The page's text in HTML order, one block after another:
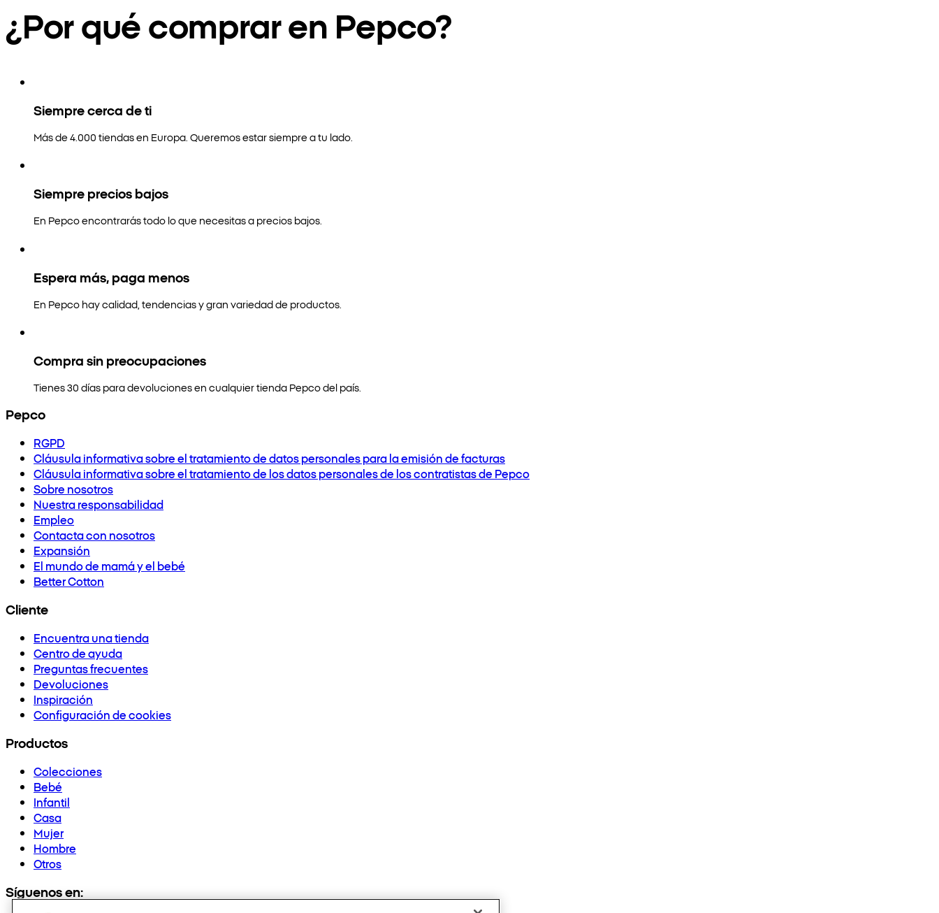
¿Por qué comprar en Pepco?
Siempre cerca de ti
Más de 4.000 tiendas en Europa. Queremos estar siempre a tu lado.
Siempre precios bajos
En Pepco encontrarás todo lo que necesitas a precios bajos.
Espera más, paga menos
En Pepco hay calidad, tendencias y gran variedad de productos.
Compra sin preocupaciones
Tienes 30 días para devoluciones en cualquier tienda Pepco del país.
Pepco
RGPD
Cláusula informativa sobre el tratamiento de datos personales para la emisión de facturas
Cláusula informativa sobre el tratamiento de los datos personales de los contratistas de Pepco
Sobre nosotros
Nuestra responsabilidad
Empleo
Contacta con nosotros
Expansión
El mundo de mamá y el bebé
Better Cotton
Cliente
Encuentra una tienda
Centro de ayuda
Preguntas frecuentes
Devoluciones
Inspiración
Configuración de cookies
Productos
Colecciones
Bebé
Infantil
Casa
Mujer
Hombre
Otros
Síguenos en: